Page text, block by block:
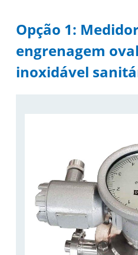
Opção 1:
engrenagem
inoxidável